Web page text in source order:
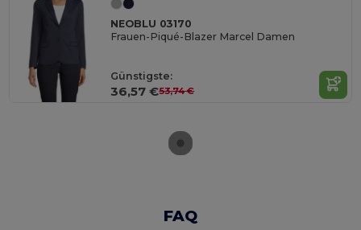
NEOBLU 03170
Frauen-Piqué-Blazer Marcel Damen
Günstigste:
36,57 €53,74 €
FAQ